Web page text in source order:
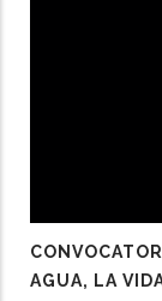
AGUA, LA